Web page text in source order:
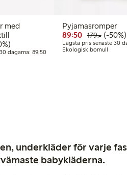
med
pris: 71,50 kr
pris: 179,00 kr
dagarna: 89:50Lägsta pris senaste 30 dagarna:
Pyjamasromper
89:50 Rabatterat
179:-50%
(-50%)
Lägsta pris senaste 30
Ekologisk bomull
underkläder för varje
babykläderna.